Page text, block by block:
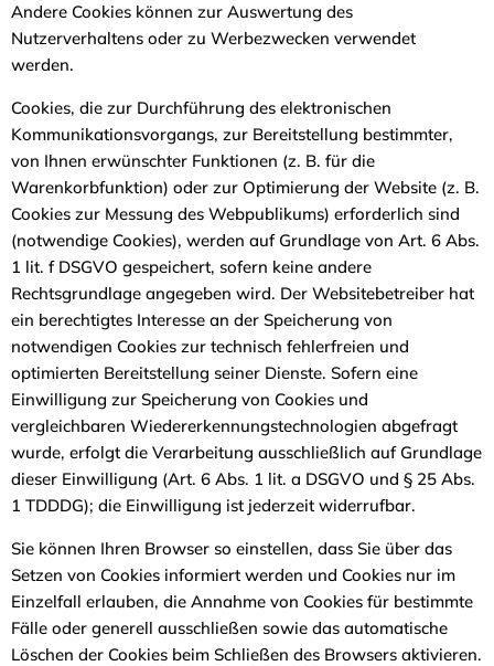
Andere Cookies können zur Auswertung des
Nutzerverhaltens oder zu Werbezwecken verwendet
werden.
Cookies, die zur Durchführung des elektronischen
Kommunikationsvorgangs, zur Bereitstellung bestimmter,
von Ihnen erwünschter Funktionen (z. B. für die
Warenkorbfunktion) oder zur Optimierung der Website (z. B.
Cookies zur Messung des Webpublikums) erforderlich sind
(notwendige Cookies), werden auf Grundlage von Art. 6 Abs.
1 lit. f DSGVO gespeichert, sofern keine andere
Rechtsgrundlage angegeben wird. Der Websitebetreiber hat
ein berechtigtes Interesse an der Speicherung von
notwendigen Cookies zur technisch fehlerfreien und
optimierten Bereitstellung seiner Dienste. Sofern eine
Einwilligung zur Speicherung von Cookies und
vergleichbaren Wiedererkennungstechnologien abgefragt
wurde, erfolgt die Verarbeitung ausschließlich auf Grundlage
dieser Einwilligung (Art. 6 Abs. 1 lit. a DSGVO und § 25 Abs.
1 TDDDG); die Einwilligung ist jederzeit widerrufbar.
Sie können Ihren Browser so einstellen, dass Sie über das
Setzen von Cookies informiert werden und Cookies nur im
Einzelfall erlauben, die Annahme von Cookies für bestimmte
Fälle oder generell ausschließen sowie das automatische
Löschen der Cookies beim Schließen des Browsers aktivieren.